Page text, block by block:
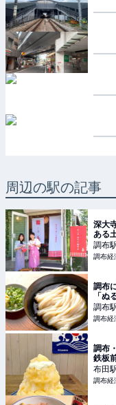
周辺の駅の記事
深大
ある
調布
調布経
調布
「ぬ
調布
調布経
調布
鉄板
布田
調布経